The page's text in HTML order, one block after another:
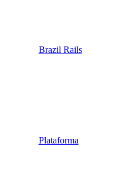
Brazil Rails
Plataforma